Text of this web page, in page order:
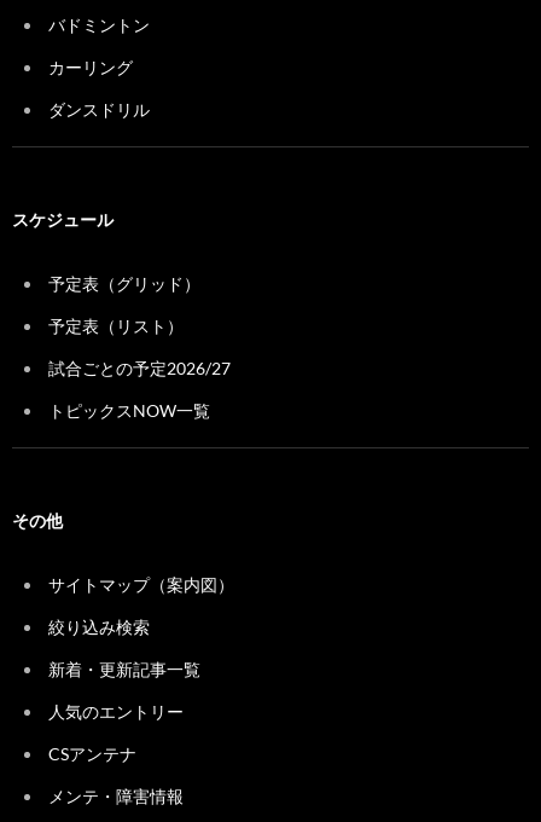
バドミントン
カーリング
ダンスドリル
スケジュール
予定表（グリッド）
予定表（リスト）
試合ごとの予定2026/27
トピックスNOW一覧
その他
サイトマップ（案内図）
絞り込み検索
新着・更新記事一覧
人気のエントリー
CSアンテナ
メンテ・障害情報